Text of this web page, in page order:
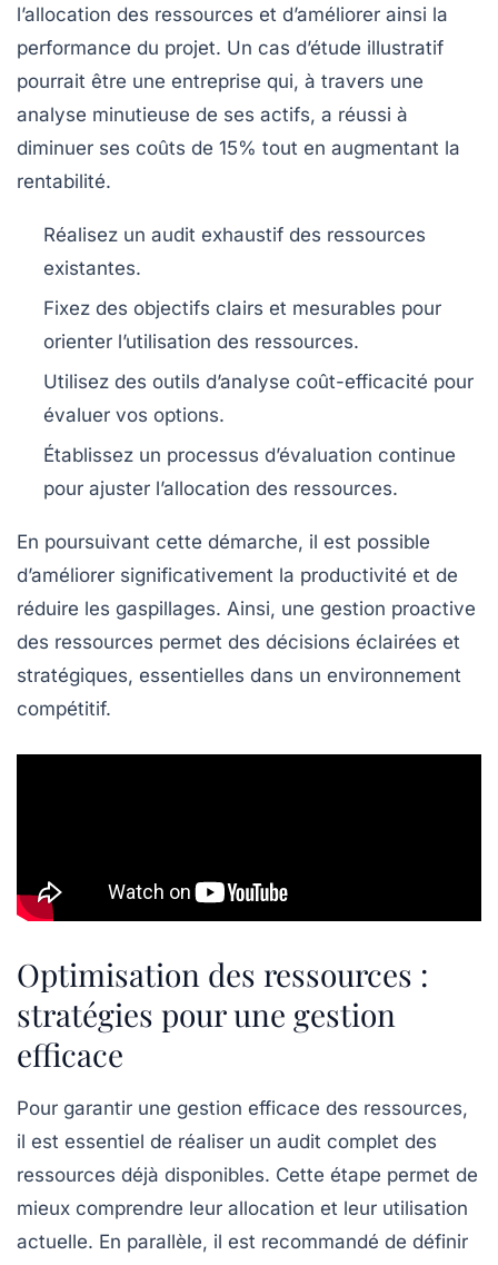
l’allocation des ressources et d’améliorer ainsi la
performance du projet. Un cas d’étude illustratif
pourrait être une entreprise qui, à travers une
analyse minutieuse de ses actifs, a réussi à
diminuer ses coûts de 15% tout en augmentant la
rentabilité.
Réalisez un audit exhaustif des ressources
existantes.
Fixez des objectifs clairs et mesurables pour
orienter l’utilisation des ressources.
Utilisez des outils d’analyse coût-efficacité pour
évaluer vos options.
Établissez un processus d’évaluation continue
pour ajuster l’allocation des ressources.
En poursuivant cette démarche, il est possible
d’améliorer significativement la productivité et de
réduire les gaspillages. Ainsi, une gestion proactive
des ressources permet des décisions éclairées et
stratégiques, essentielles dans un environnement
compétitif.
Optimisation des ressources :
stratégies pour une gestion
efficace
Pour garantir une gestion efficace des ressources,
il est essentiel de réaliser un audit complet des
ressources déjà disponibles. Cette étape permet de
mieux comprendre leur allocation et leur utilisation
actuelle. En parallèle, il est recommandé de définir